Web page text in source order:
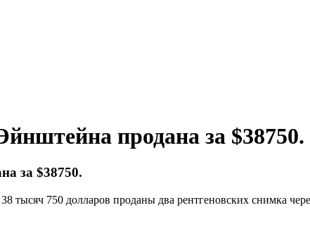
продана за $38750.
за $38750.
тысяч 750 долларов проданы два рентгеновских снимка